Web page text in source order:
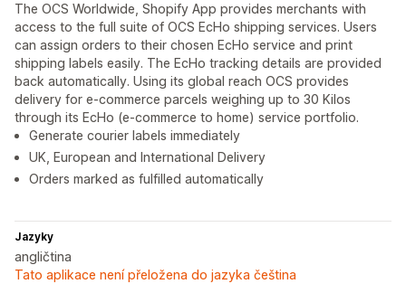
The OCS Worldwide, Shopify App provides merchants with
access to the full suite of OCS EcHo shipping services. Users
can assign orders to their chosen EcHo service and print
shipping labels easily. The EcHo tracking details are provided
back automatically. Using its global reach OCS provides
delivery for e-commerce parcels weighing up to 30 Kilos
through its EcHo (e-commerce to home) service portfolio.
Generate courier labels immediately
UK, European and International Delivery
Orders marked as fulfilled automatically
Jazyky
angličtina
Tato aplikace není přeložena do jazyka čeština